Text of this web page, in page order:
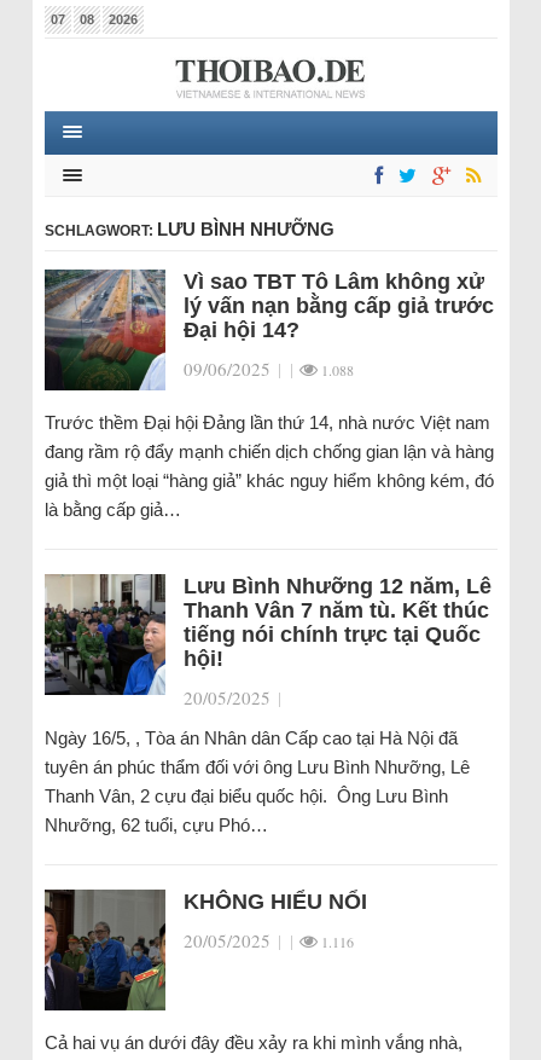
07 08 2026
SCHLAGWORT: LƯU BÌNH NHƯỠNG
Vì sao TBT Tô Lâm không xử
lý vấn nạn bằng cấp giả trước
Đại hội 14?
09/06/2025 | | 1.088
Trước thềm Đại hội Đảng lần thứ 14, nhà nước Việt nam
đang rầm rộ đẩy mạnh chiến dịch chống gian lận và hàng
giả thì một loại “hàng giả” khác nguy hiểm không kém, đó
là bằng cấp giả…
Lưu Bình Nhưỡng 12 năm, Lê
Thanh Vân 7 năm tù. Kết thúc
tiếng nói chính trực tại Quốc
hội!
20/05/2025 |
Ngày 16/5, , Tòa án Nhân dân Cấp cao tại Hà Nội đã
tuyên án phúc thẩm đối với ông Lưu Bình Nhưỡng, Lê
Thanh Vân, 2 cựu đại biểu quốc hội. Ông Lưu Bình
Nhưỡng, 62 tuổi, cựu Phó…
KHÔNG HIỂU NỔI
20/05/2025 | | 1.116
Cả hai vụ án dưới đây đều xảy ra khi mình vắng nhà,